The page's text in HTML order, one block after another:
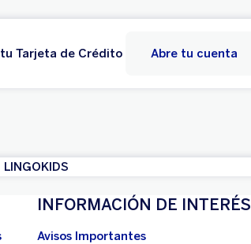
Tarjeta de Crédito Abre tu cuenta
LINGOKIDS
INFORMACIÓN DE INTERÉS
Avisos Importantes